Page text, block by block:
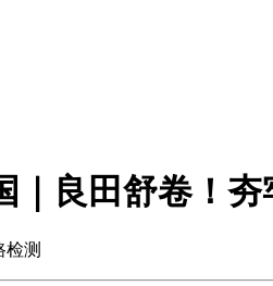
｜良田舒卷！
检测